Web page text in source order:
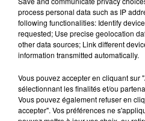
Afficher
LES DERNIÈRES
d'un
process personal data such as IP
following functionalities: Identify
requested; Use precise geolocation
other data sources; Link different
information transmitted automatically.
Vous pouvez accepter en cliquant sur
sélectionnant les finalités et/ou
Vous pouvez également refuser en
accepter". Vos préférences ne